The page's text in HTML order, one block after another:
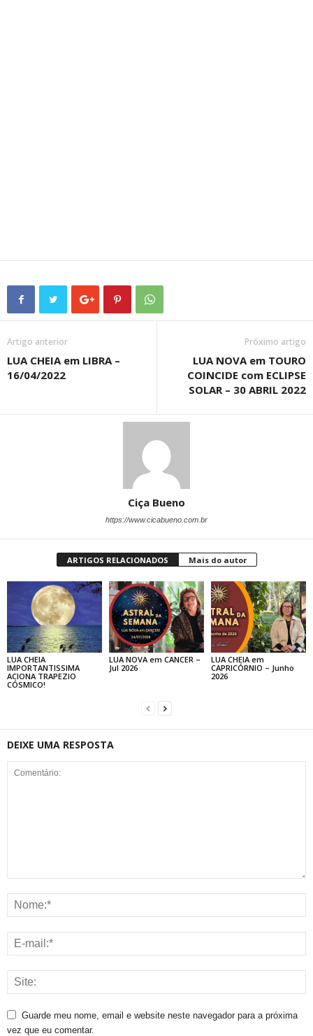
Artigo anterior
LUA CHEIA em LIBRA –
16/04/2022
Próximo artigo
LUA NOVA em TOURO
COINCIDE com ECLIPSE
SOLAR – 30 ABRIL 2022
Ciça Bueno
https://www.cicabueno.com.br
ARTIGOS RELACIONADOS Mais do autor
LUA CHEIA
IMPORTANTISSIMA
ACIONA TRAPEZIO
CÓSMICO!
LUA NOVA em CANCER –
Jul 2026
LUA CHEIA em
CAPRICÓRNIO – Junho
2026
DEIXE UMA RESPOSTA
Guarde meu nome, email e website neste navegador para a próxima
vez que eu comentar.